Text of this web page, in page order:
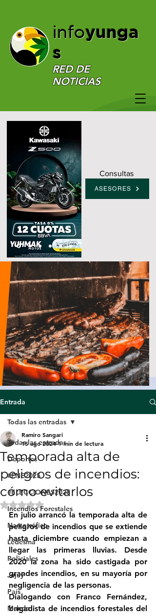
infoyunga
s
RED DE
NOTICIAS
Consultas
ASESORES
Entrada
Todas las entradas
Deportes
#FNE2025
#ELECCIONES2025
Incendios Forestales
Narcotráfico
Ledesma
Policiales
Jujuy
País
Mundo
Todas las entradas
Temporada alta de
peligros de incendios:
cómo evitarlos
Ramiro Sangari
15 ago 2024 1 min de lectura
Obtuvo NaN de 5 estrellas.
En julio arrancó la temporada alta de
peligros de incendios que se extiende
hasta diciembre cuando empiezan a
llegar las primeras lluvias. Desde
2020 la zona ha sido castigada por
grandes incendios, en su mayoría por
negligencia de las personas.
Dialogando con Franco Fernández,
brigadista de incendios forestales del